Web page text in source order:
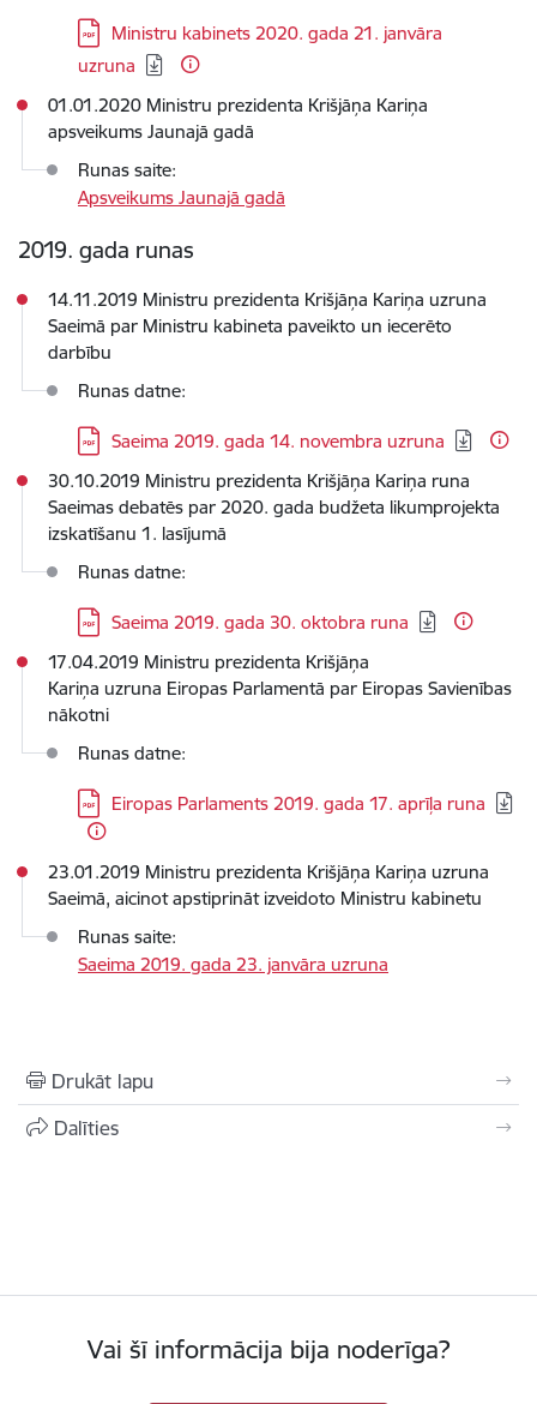
Lejupielādēt:
Ministru kabinets 2020. gada 21. janvāra
uzruna
01.01.2020 Ministru prezidenta Krišjāņa Kariņa
apsveikums Jaunajā gadā
Runas saite:
Apsveikums Jaunajā gadā
2019. gada runas
14.11.2019 Ministru prezidenta Krišjāņa Kariņa uzruna
Saeimā par Ministru kabineta paveikto un iecerēto
darbību
Runas datne:
Lejupielādēt:
Saeima 2019. gada 14. novembra uzruna
30.10.2019 Ministru prezidenta Krišjāņa Kariņa runa
Saeimas debatēs par 2020. gada budžeta likumprojekta
izskatīšanu 1. lasījumā
Runas datne:
Lejupielādēt:
Saeima 2019. gada 30. oktobra runa
17.04.2019 Ministru prezidenta Krišjāņa
Kariņa uzruna Eiropas Parlamentā par Eiropas Savienības
nākotni
Runas datne:
Lejupielādēt:
Eiropas Parlaments 2019. gada 17. aprīļa runa
23.01.2019 Ministru prezidenta Krišjāņa Kariņa uzruna
Saeimā, aicinot apstiprināt izveidoto Ministru kabinetu
Runas saite:
Saeima 2019. gada 23. janvāra uzruna
Drukāt lapu
Dalīties
Vai šī informācija bija noderīga?